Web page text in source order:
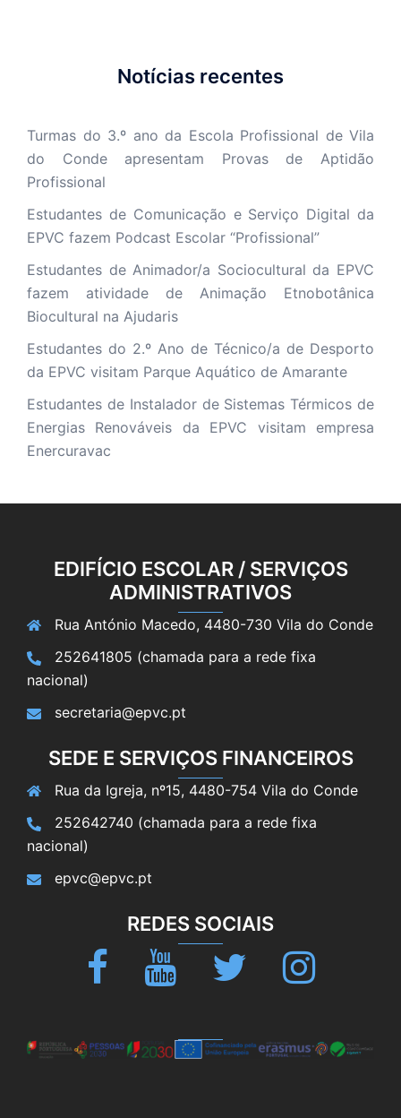
Notícias recentes
Turmas do 3.º ano da Escola Profissional de Vila
do Conde apresentam Provas de Aptidão
Profissional
Estudantes de Comunicação e Serviço Digital da
EPVC fazem Podcast Escolar “Profissional”
Estudantes de Animador/a Sociocultural da EPVC
fazem atividade de Animação Etnobotânica
Biocultural na Ajudaris
Estudantes do 2.º Ano de Técnico/a de Desporto
da EPVC visitam Parque Aquático de Amarante
Estudantes de Instalador de Sistemas Térmicos de
Energias Renováveis da EPVC visitam empresa
Enercuravac
EDIFÍCIO ESCOLAR / SERVIÇOS
ADMINISTRATIVOS
Rua António Macedo, 4480-730 Vila do Conde
252641805 (chamada para a rede fixa
nacional)
secretaria@epvc.pt
SEDE E SERVIÇOS FINANCEIROS
Rua da Igreja, nº15, 4480-754 Vila do Conde
252642740 (chamada para a rede fixa
nacional)
epvc@epvc.pt
REDES SOCIAIS
Facebook Youtube Twitter Instagram